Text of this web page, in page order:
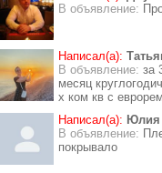
В объявление:
Написал(а):
В объявление: за
месяц
х ком кв с
Написал(а):
В объявление:
покрывало